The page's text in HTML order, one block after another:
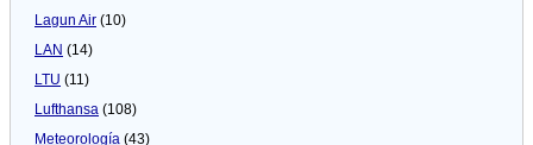
Lagun Air (10)
LAN (14)
LTU (11)
Lufthansa (108)
Meteorologí­a (43)